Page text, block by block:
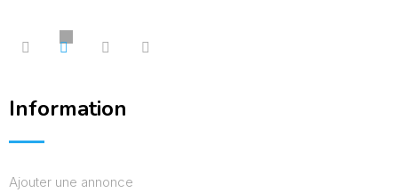
Information
Ajouter une annonce